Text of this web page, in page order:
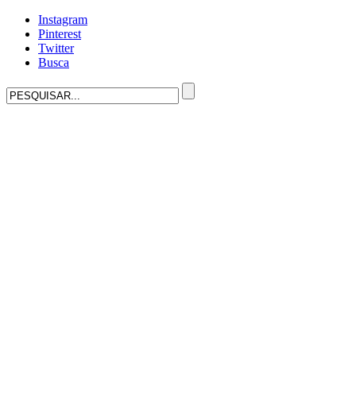
Instagram
Pinterest
Twitter
Busca